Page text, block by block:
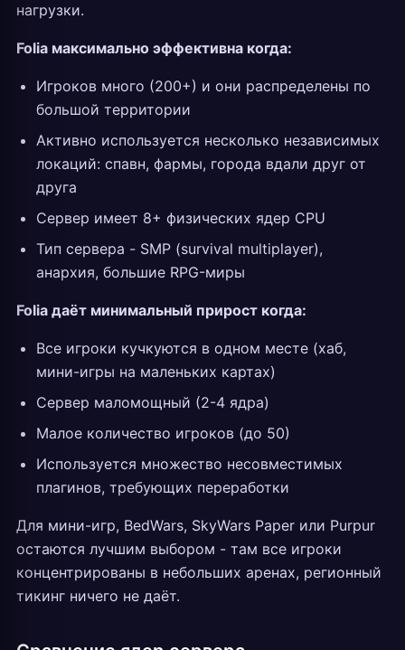
нагрузки.
Folia максимально эффективна когда:
Игроков много (200+) и они распределены по
большой территории
Активно используется несколько независимых
локаций: спавн, фармы, города вдали друг от
друга
Сервер имеет 8+ физических ядер CPU
Тип сервера - SMP (survival multiplayer),
анархия, большие RPG-миры
Folia даёт минимальный прирост когда:
Все игроки кучкуются в одном месте (хаб,
мини-игры на маленьких картах)
Сервер маломощный (2-4 ядра)
Малое количество игроков (до 50)
Используется множество несовместимых
плагинов, требующих переработки
Для мини-игр, BedWars, SkyWars Paper или Purpur
остаются лучшим выбором - там все игроки
концентрированы в небольших аренах, регионный
тикинг ничего не даёт.